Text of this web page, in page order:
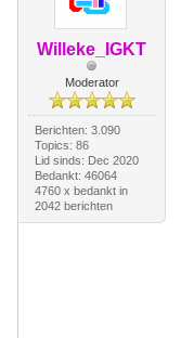
Willeke_IGKT
Moderator
Berichten: 3.090
Topics: 86
Lid sinds: Dec 2020
Bedankt: 46064
4760 x bedankt in
2042 berichten